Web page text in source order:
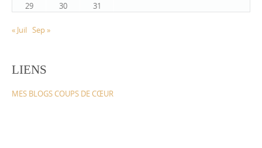
29
30 31
« Juil Sep »
LIENS
MES BLOGS COUPS DE CŒUR